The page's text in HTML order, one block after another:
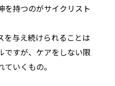
を持つのがサイクリスト
を与え続けられることは
ですが、ケアをしない限
いくもの。